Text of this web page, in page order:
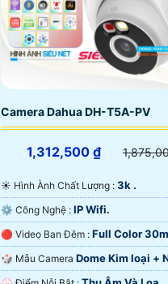
Camera Dahua DH-T5A-PV
1,312,500 ₫
☀️ Hình Ành Chất Lượng : 3k .
⚙ Công Nghệ : IP Wifi.
🔴 Video Ban Đêm : Full Color
Ban Ðêm.
🎲 Mẫu Camera Dome Kim loại +